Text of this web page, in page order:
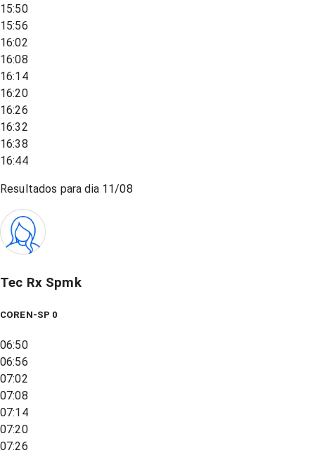
15:50
15:56
16:02
16:08
16:14
16:20
16:26
16:32
16:38
16:44
Resultados para dia 11/08
Tec Rx Spmk
COREN-SP 0
06:50
06:56
07:02
07:08
07:14
07:20
07:26